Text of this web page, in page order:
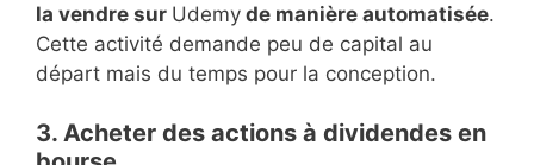
la vendre sur Udemy de manière automatisée.
Cette activité demande peu de capital au
départ mais du temps pour la conception.
3. Acheter des actions à dividendes en